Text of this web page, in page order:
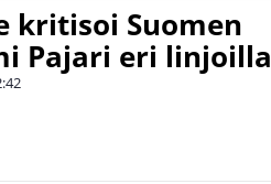
kritisoi Suomen
Pajari eri linjoilla